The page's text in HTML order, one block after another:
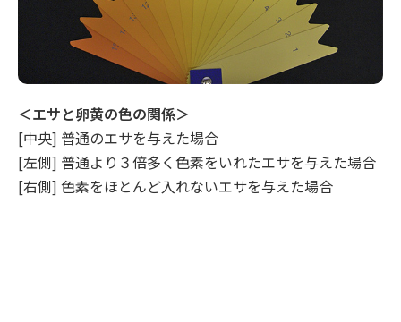
＜エサと卵黄の色の関係＞
[中央] 普通のエサを与えた場合
[左側] 普通より３倍多く色素をいれたエサを与えた場合
[右側] 色素をほとんど入れないエサを与えた場合